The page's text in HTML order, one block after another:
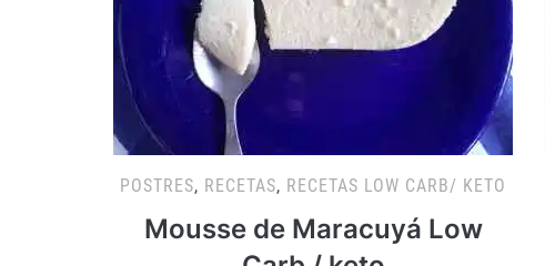
POSTRES, RECETAS, RECETAS LOW CARB/ KETO
Mousse de Maracuyá Low